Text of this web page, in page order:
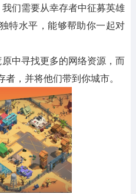
们需要从幸存者中征募英雄
特水平，能够帮助你一起对
中寻找更多的网络资源，而
，并将他们带到你城市。